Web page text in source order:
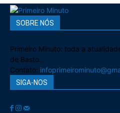
SOBRE NÓS
Primeiro Minuto: toda a
de Basto.
Contato:
SIGA-NOS